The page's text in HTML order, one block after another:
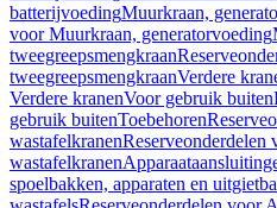
batterijvoedingMuurkraan,
voor Muurkraan, generatorvoeding
tweegreepsmengkraan
tweegreepsmengkraanVerdere
Verdere kranenVoor gebruik buiten
gebruik buitenToebehoren
wastafelkranenReserveonderdelen
wastafelkranen
spoelbakken, apparaten en